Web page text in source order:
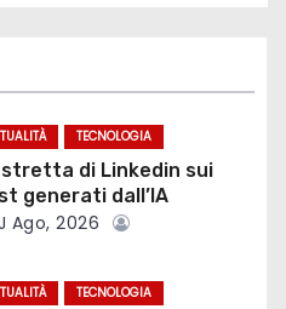
TECNOLOGIA
stretta di Linkedin sui
generati dall’IA
Ago, 2026
TECNOLOGIA